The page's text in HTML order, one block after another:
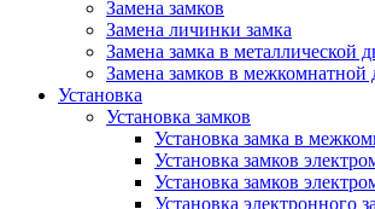
Замена замков
Замена личинки замка
Замена замка в металлической
Замена замков в межкомнатной
Установка
Установка замков
Установка замка в
Установка замков
Установка замков
Установка электронного